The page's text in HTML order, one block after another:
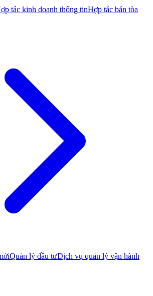
tác kinh doanh thông tinHợp tác bán tòa
Quản lý đầu tưDịch vụ quản lý vận hành